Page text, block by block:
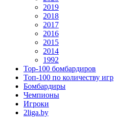
2019
2018
2017
2016
2015
2014
1992
Top-100 бомбардиров
Топ-100 по количеству игр
Бомбардиры
Чемпионы
Игроки
2liga.by